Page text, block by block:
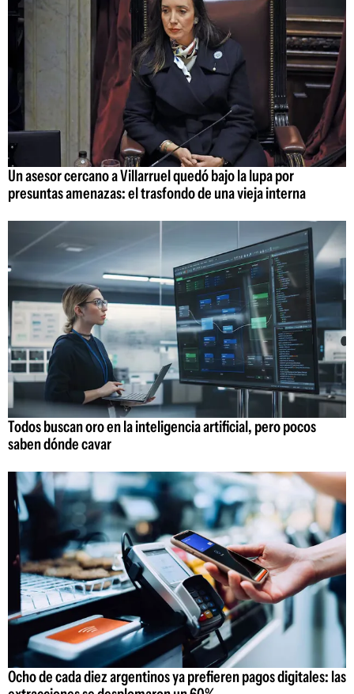
Un asesor cercano a Villarruel quedó bajo la lupa por
presuntas amenazas: el trasfondo de una vieja interna
Todos buscan oro en la inteligencia artificial, pero pocos
saben dónde cavar
Ocho de cada diez argentinos ya prefieren pagos digitales: las